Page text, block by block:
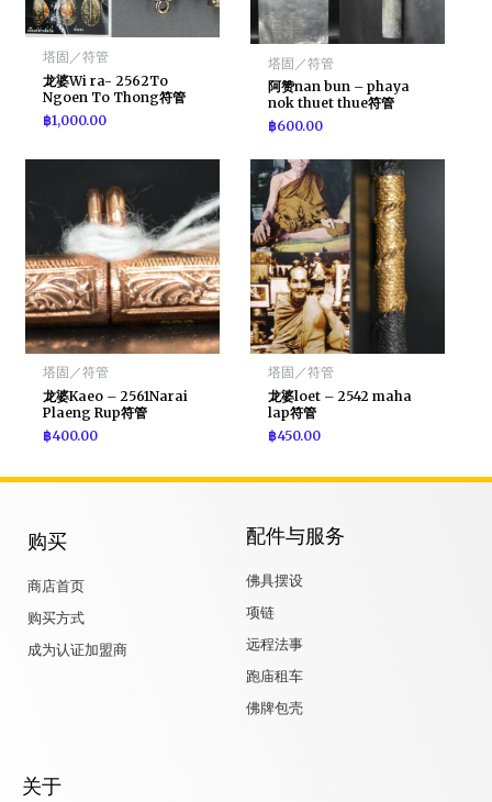
塔固／符管
龙婆Wi ra- 2562To
Ngoen To Thong符管
฿1,000.00
塔固／符管
阿赞nan bun – phaya
nok thuet thue符管
฿600.00
塔固／符管
龙婆Kaeo – 2561Narai
Plaeng Rup符管
฿400.00
塔固／符管
龙婆loet – 2542 maha
lap符管
฿450.00
购买
商店首页
购买方式
成为认证加盟商
配件与服务
佛具摆设
项链
远程法事
跑庙租车
佛牌包壳
关于